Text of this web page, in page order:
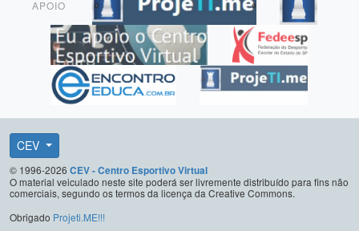
APOIO
CEV
© 1996-2026 CEV - Centro Esportivo Virtual
O material veiculado neste site poderá ser livremente distribuído para fins não
comerciais, segundo os termos da licença da Creative Commons.
Obrigado Projeti.ME!!!